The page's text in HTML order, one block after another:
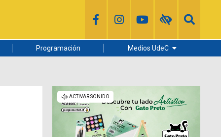
Programación Medios UdeC
Radio UdeC
Noticias UdeC
La Discusión